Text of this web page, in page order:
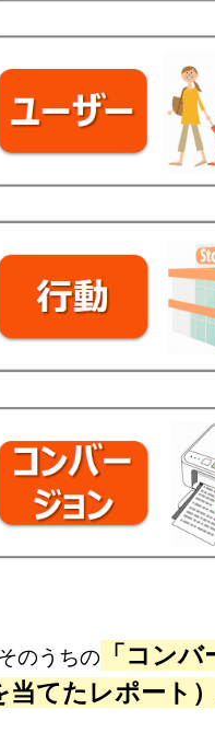
のうちの 「コン
当てたレポート）